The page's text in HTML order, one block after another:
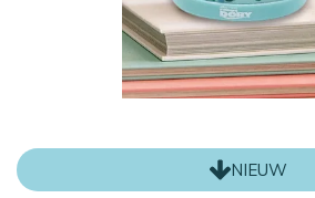
NIEUW